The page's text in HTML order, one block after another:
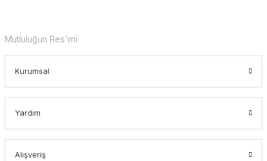
Mutluluğun Res'mi
Kurumsal
Yardım
Alışveriş